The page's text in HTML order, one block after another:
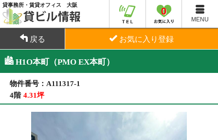
貸事務所・賃貸オフィス 大阪
MENU
0
戻る お気に入り登録
H1O本町（PMO EX本町）
物件番号：A111317-1
4階 4.31坪